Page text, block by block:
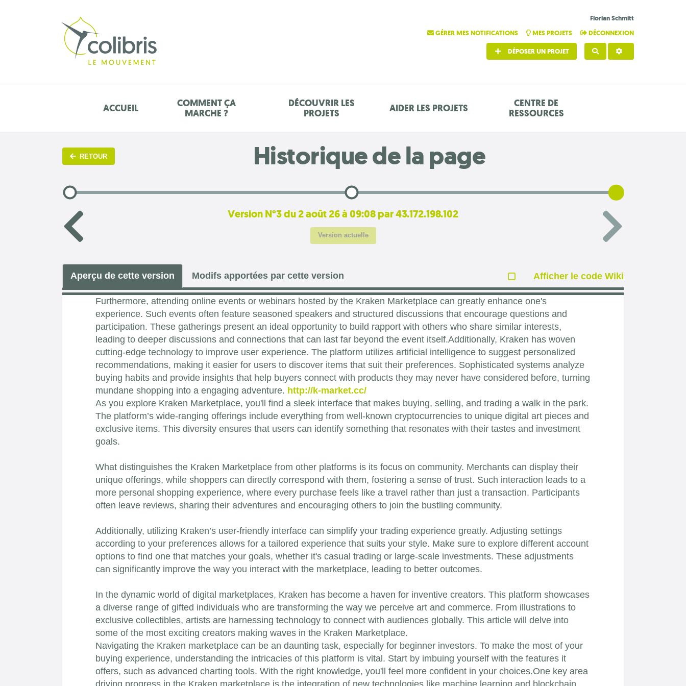
Florian Schmitt
GÉRER MES NOTIFICATIONS
MES PROJETS DÉCONNEXION
RECHERCHER
DÉPOSER UN PROJET
ACCUEIL
COMMENT ÇA
MARCHE ?
DÉCOUVRIR LES
PROJETS
AIDER LES PROJETS
CENTRE DE
RESSOURCES
RETOUR Historique de la page
Version N°3 du 2 août 26 à 09:08 par 43.172.198.102
Version actuelle
Aperçu de cette version Modifs apportées par cette version Afficher le code Wiki